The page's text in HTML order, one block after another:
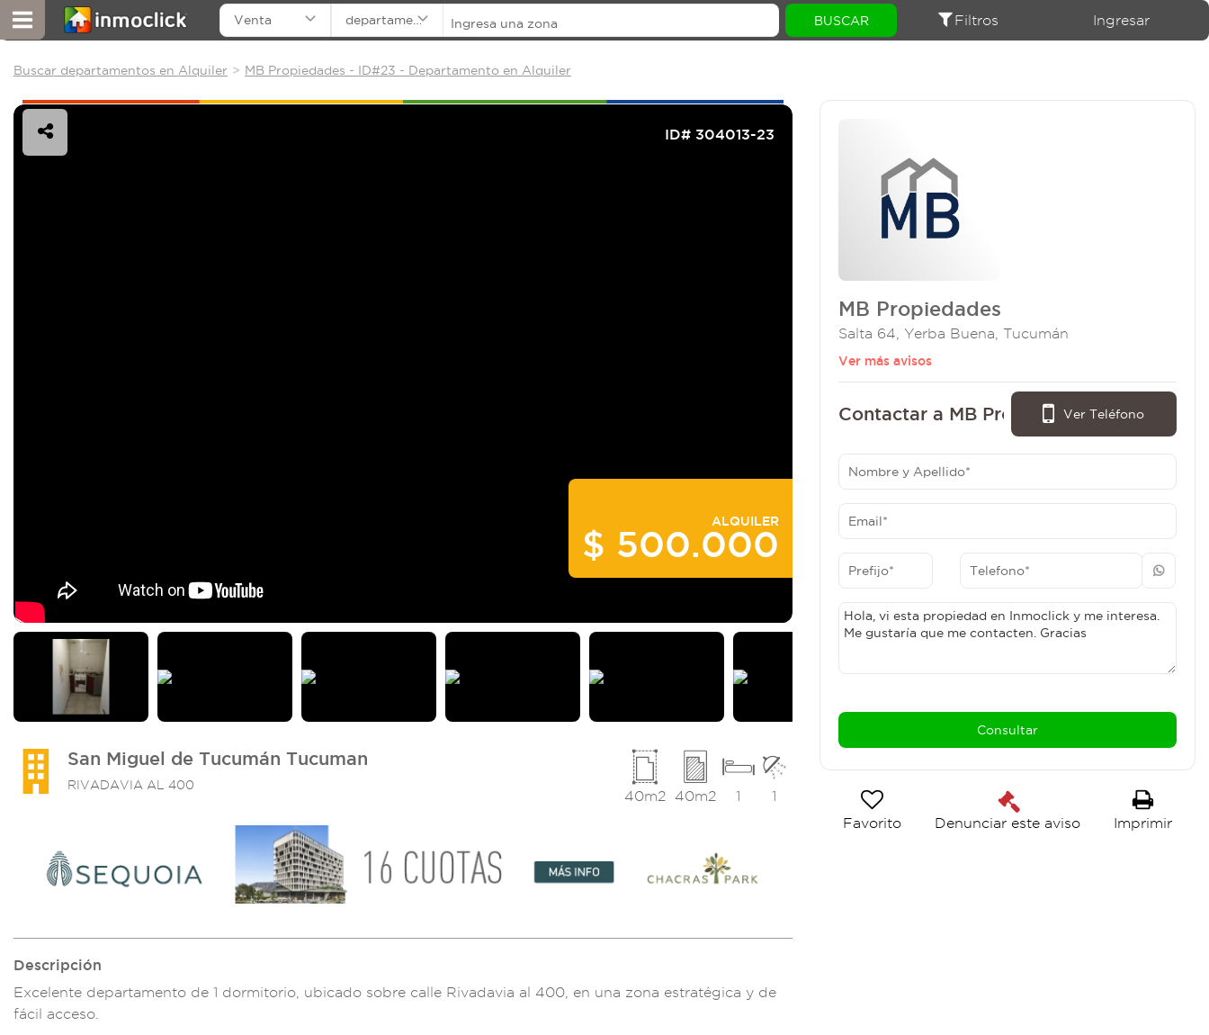
Venta departamentos Filtros Ingresar
Buscar departamentos en Alquiler MB Propiedades - ID#23 - Departamento en Alquiler
ID# 304013-23
ALQUILER
$ 500.000
San Miguel de Tucumán Tucuman
RIVADAVIA AL 400
1
1
40m2
40m2
Descripción
Excelente departamento de 1 dormitorio, ubicado sobre calle Rivadavia al 400, en una zona estratégica y de
fácil acceso.
MB Propiedades
Salta 64, Yerba Buena, Tucumán
Ver más avisos
Ver Teléfono
Contactar a MB Propiedades:
381 - 5797410
381 - 5797410
Favorito Denunciar este aviso Imprimir